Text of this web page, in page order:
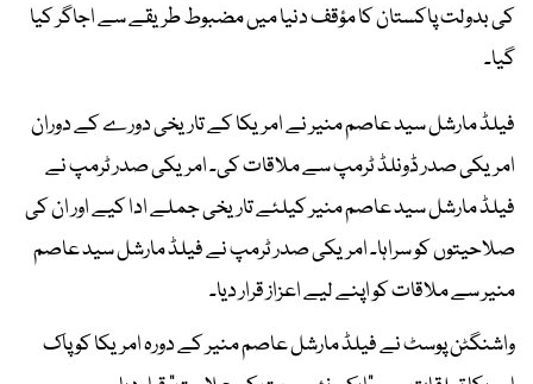
کی بدولت پاکستان کا مؤقف دنیا میں مضبوط طریقے سے اجاگر کیا
گیا۔
فیلڈ مارشل سید عاصم منیر نے امریکا کے تاریخی دورے کے دوران
امریکی صدر ڈونلڈ ٹرمپ سے ملاقات کی۔ امریکی صدر ٹرمپ نے
فیلڈ مارشل سید عاصم منیر کیلئے تاریخی جملے ادا کیے اور ان کی
صلاحیتوں کو سراہا۔ امریکی صدر ٹرمپ نے فیلڈ مارشل سید عاصم
منیر سے ملاقات کو اپنے لیے اعزاز قرار دیا۔
واشنگٹن پوسٹ نے فیلڈ مارشل عاصم منیر کے دورہ امریکا کو پاک